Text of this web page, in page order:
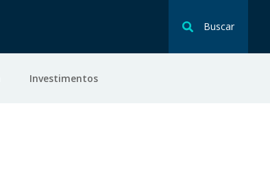
Buscar
Investimentos